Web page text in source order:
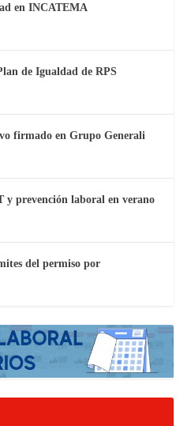
en INCATEMA
de Igualdad de RPS
firmado en Grupo Generali
y prevención laboral en verano
del permiso por